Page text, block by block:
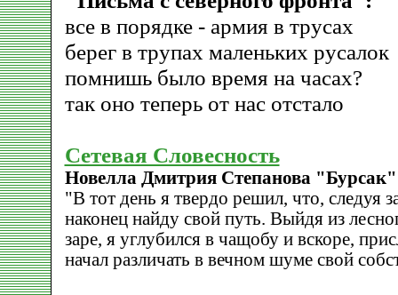
все в порядке - армия в трусах
берег в трупах маленьких русалок
помнишь было время на часах?
так оно теперь от нас отстало
Сетевая Словесность
Новелла Дмитрия Степанова
"В тот день я твердо решил, что, следуя
наконец найду свой путь. Выйдя из
заре, я углубился в чащобу и вскоре,
начал различать в вечном шуме свой